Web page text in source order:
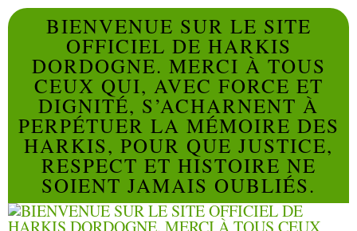
BIENVENUE SUR LE SITE
OFFICIEL DE HARKIS
DORDOGNE. MERCI À TOUS
CEUX QUI, AVEC FORCE ET
DIGNITÉ, S’ACHARNENT À
PERPÉTUER LA MÉMOIRE DES
HARKIS, POUR QUE JUSTICE,
RESPECT ET HISTOIRE NE
SOIENT JAMAIS OUBLIÉS.